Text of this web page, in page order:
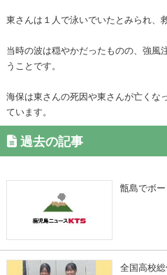
東さんは１人で泳いでいたとみられ、
当時の波は穏やかだったものの、強風
うことです。
海保は東さんの死因や東さんが亡くな
ています。
過去の記事
甑島でボ
全国高校